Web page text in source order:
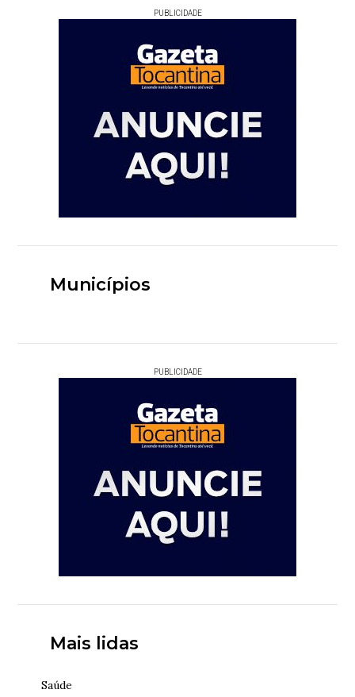
PUBLICIDADE
Municípios
PUBLICIDADE
Mais lidas
Saúde